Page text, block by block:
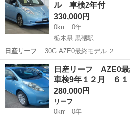
ル 車検2年付
330,000円
0km
0年
栃木県 黒磯駅
日産リーフ
30G AZE0最終モデル ２…
栃木 那須塩原市 日産
日産リーフ AZE0
車検9年１２月 ６１
280,000円
リーフ
0km
0年